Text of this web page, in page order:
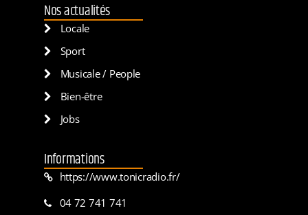
Nos actualités
Locale
Sport
Musicale / People
Bien-être
Jobs
Informations
https://www.tonicradio.fr/
04 72 741 741